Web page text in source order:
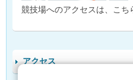
競技場へのアクセスは、こち
アクセス